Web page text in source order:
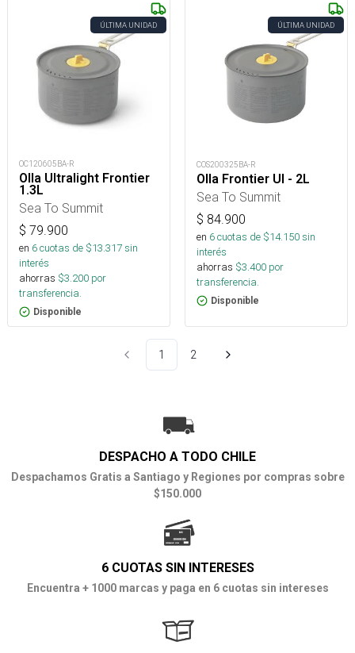
ÚLTIMA UNIDAD
OC120605BA-R
Olla Ultralight Frontier
1.3L
Sea To Summit
$ 79.900
en 6cuotas de $13.317sin
interés
ahorras $3.200 por
transferencia.
Disponible
ÚLTIMA UNIDAD
COS200325BA-R
Olla Frontier Ul - 2L
Sea To Summit
$ 84.900
en 6cuotas de $14.150sin
interés
ahorras $3.400 por
transferencia.
Disponible
1 2
DESPACHO A TODO CHILE
Despachamos Gratis a Santiago y Regiones por compras sobre
$150.000
6 CUOTAS SIN INTERESES
Encuentra + 1000 marcas y paga en 6 cuotas sin intereses